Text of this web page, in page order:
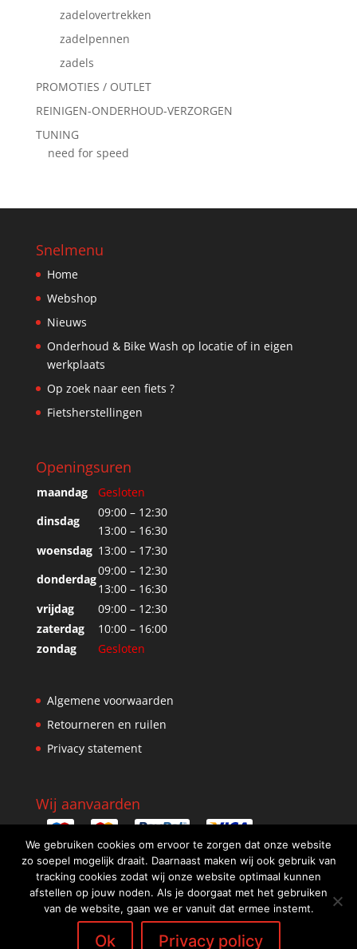
zadelovertrekken
zadelpennen
zadels
PROMOTIES / OUTLET
REINIGEN-ONDERHOUD-VERZORGEN
TUNING
need for speed
Snelmenu
Home
Webshop
Nieuws
Onderhoud & Bike Wash op locatie of in eigen
werkplaats
Op zoek naar een fiets ?
Fietsherstellingen
Openingsuren
maandag
Gesloten
dinsdag
09:00 – 12:30
13:00 – 16:30
woensdag 13:00 – 17:30
donderdag
09:00 – 12:30
13:00 – 16:30
vrijdag
09:00 – 12:30
zaterdag
10:00 – 16:00
zondag
Gesloten
Algemene voorwaarden
Retourneren en ruilen
Privacy statement
Wij aanvaarden
We gebruiken cookies om ervoor te zorgen dat onze website
zo soepel mogelijk draait. Daarnaast maken wij ook gebruik van
tracking cookies zodat wij onze website optimaal kunnen
afstellen op jouw noden. Als je doorgaat met het gebruiken
van de website, gaan we er vanuit dat ermee instemt.
Ok Privacy policy